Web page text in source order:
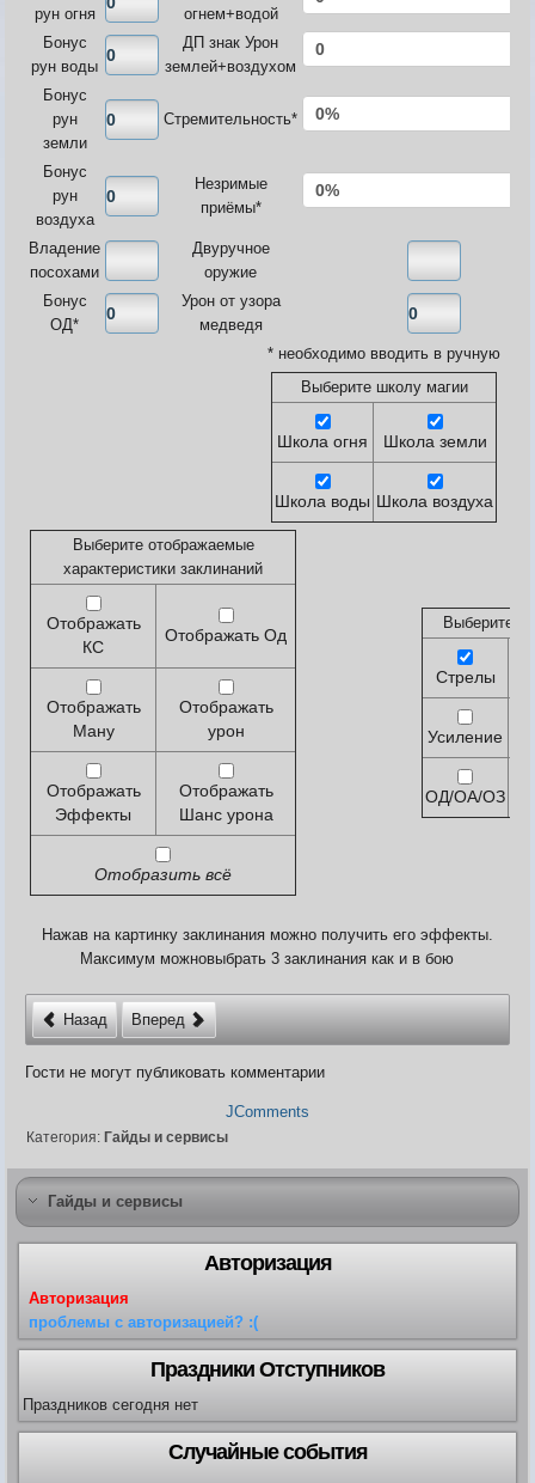
Карта ЗЛО
Карта подземки
Форум
Клиент игры на android
Предложения
Заявки на вступление
История ГРаней
Живые легенды
Мемориальная доска
Шаржи на персонажей Граней
Похождения Пити
Грани Реальности
рун огня
огнем+водой
Бонус
рун воды
ДП знак Урон
землей+воздухом
Бонус
рун
земли
Стремительность*
Бонус
рун
воздуха
Незримые
приёмы*
Владение
посохами
Двуручное
оружие
Бонус
ОД*
Урон от узора
медведя
* необходимо вводить в ручную
Выберите школу магии
Школа огня Школа земли
Школа воды Школа воздуха
Выберите отображаемые
характеристики заклинаний
Отображать
КС
Отображать Од
Отображать
Ману
Отображать
урон
Отображать
Эффекты
Отображать
Шанс урона
Отобразить всё
Выберите
Стрелы
Усиление
ОД/ОА/ОЗ
Нажав на картинку заклинания можно получить его эффекты.
Максимум можновыбрать 3 заклинания как и в бою
Назад Вперед
Гости не могут публиковать комментарии
JComments
Категория: Гайды и сервисы
Гайды и сервисы
Авторизация
Авторизация
проблемы с авторизацией? :(
Праздники Отступников
Праздников сегодня нет
Случайные события